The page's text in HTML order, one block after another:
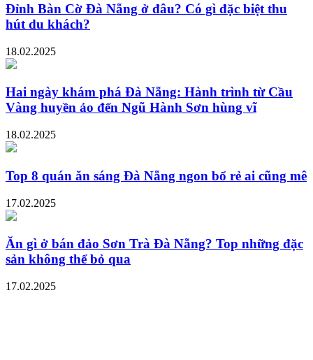
Đỉnh Bàn Cờ Đà Nẵng ở đâu? Có gì đặc biệt thu
hút du khách?
18.02.2025
Hai ngày khám phá Đà Nẵng: Hành trình từ Cầu
Vàng huyền ảo đến Ngũ Hành Sơn hùng vĩ
18.02.2025
Top 8 quán ăn sáng Đà Nẵng ngon bổ rẻ ai cũng mê
17.02.2025
Ăn gì ở bán đảo Sơn Trà Đà Nẵng? Top những đặc
sản không thể bỏ qua
17.02.2025